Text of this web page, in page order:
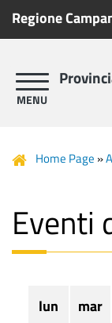
Regione
Home Page »
Eventi
lun mar